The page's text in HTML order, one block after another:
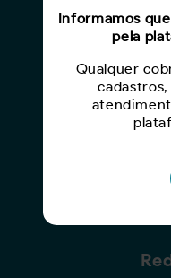
Informamos
pela
Qualquer